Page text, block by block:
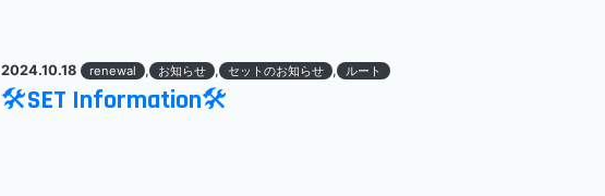
2024.10.18 renewal , お知らせ , セットのお知らせ , ルート
🛠SET Information🛠